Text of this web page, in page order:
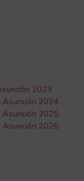
2023
Asunción 2024
Asunción 2025
Asunción 2026